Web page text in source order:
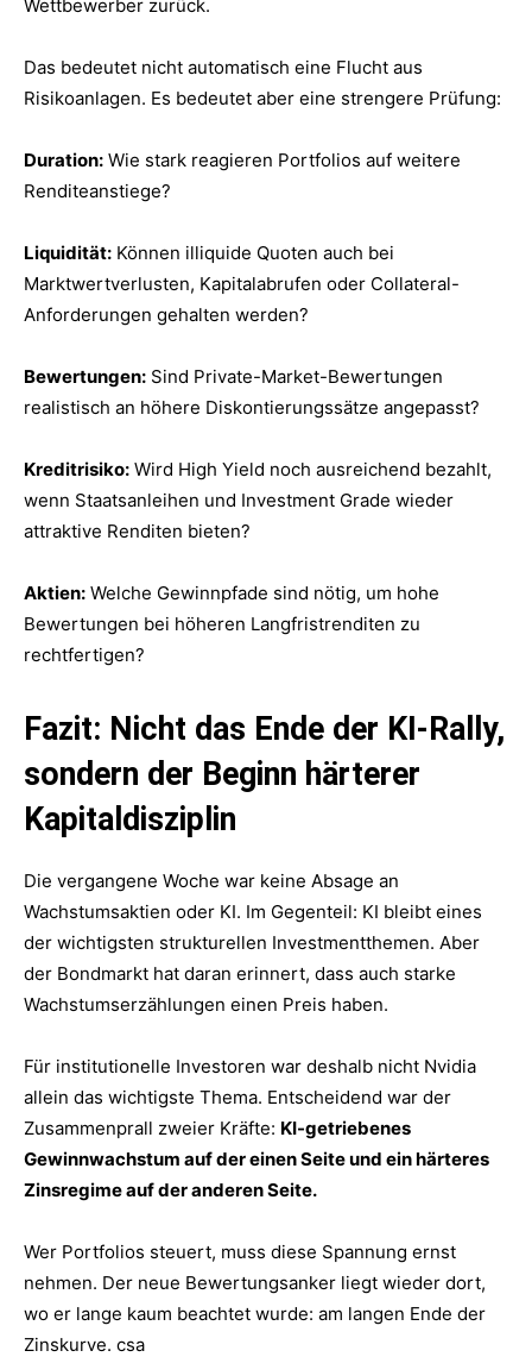
Wettbewerber zurück.
Das bedeutet nicht automatisch eine Flucht aus
Risikoanlagen. Es bedeutet aber eine strengere Prüfung:
Duration: Wie stark reagieren Portfolios auf weitere
Renditeanstiege?
Liquidität: Können illiquide Quoten auch bei
Marktwertverlusten, Kapitalabrufen oder Collateral-
Anforderungen gehalten werden?
Bewertungen: Sind Private-Market-Bewertungen
realistisch an höhere Diskontierungssätze angepasst?
Kreditrisiko: Wird High Yield noch ausreichend bezahlt,
wenn Staatsanleihen und Investment Grade wieder
attraktive Renditen bieten?
Aktien: Welche Gewinnpfade sind nötig, um hohe
Bewertungen bei höheren Langfristrenditen zu
rechtfertigen?
Fazit: Nicht das Ende der KI-Rally,
sondern der Beginn härterer
Kapitaldisziplin
Die vergangene Woche war keine Absage an
Wachstumsaktien oder KI. Im Gegenteil: KI bleibt eines
der wichtigsten strukturellen Investmentthemen. Aber
der Bondmarkt hat daran erinnert, dass auch starke
Wachstumserzählungen einen Preis haben.
Für institutionelle Investoren war deshalb nicht Nvidia
allein das wichtigste Thema. Entscheidend war der
Zusammenprall zweier Kräfte: KI-getriebenes
Gewinnwachstum auf der einen Seite und ein härteres
Zinsregime auf der anderen Seite.
Wer Portfolios steuert, muss diese Spannung ernst
nehmen. Der neue Bewertungsanker liegt wieder dort,
wo er lange kaum beachtet wurde: am langen Ende der
Zinskurve. csa